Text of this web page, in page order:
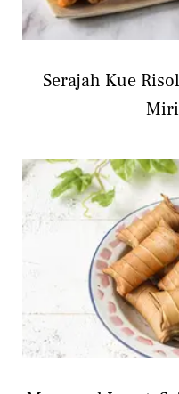
Serajah Kue